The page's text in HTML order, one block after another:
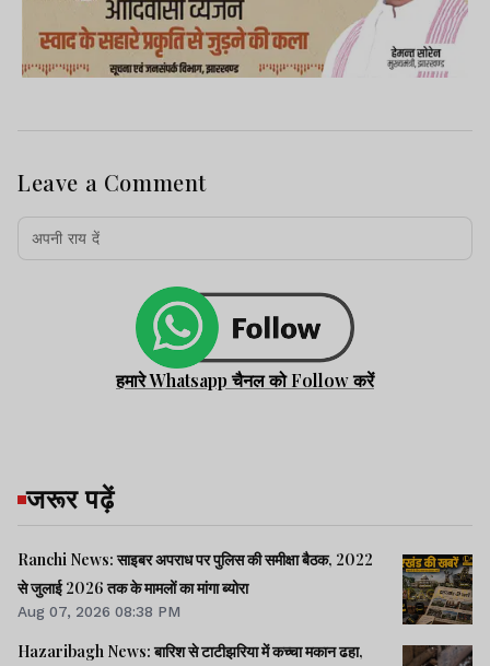
Leave a Comment
हमारे Whatsapp चैनल को Follow करें
जरूर पढ़ें
Ranchi News: साइबर अपराध पर पुलिस की समीक्षा बैठक, 2022
से जुलाई 2026 तक के मामलों का मांगा ब्योरा
Aug 07, 2026 08:38 PM
Hazaribagh News: बारिश से टाटीझरिया में कच्चा मकान ढहा,